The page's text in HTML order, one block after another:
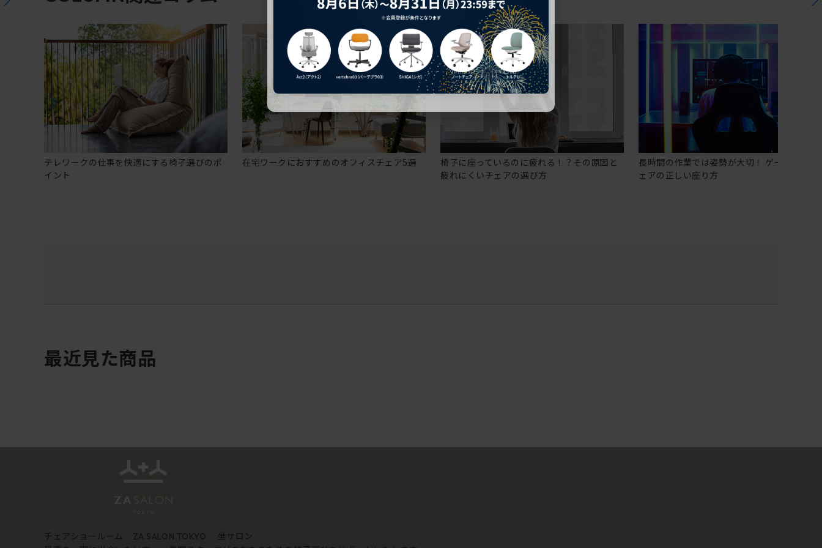
テレワークの仕事を快適にする椅子選びのポ
イント
在宅ワークにおすすめのオフィスチェア5選
椅子に座っているのに疲れる！？その原因と
疲れにくいチェアの選び方
長時間の作業では姿勢が大切！ ゲーミングチ
ェアの正しい座り方
最近見た商品
チェアショールーム ZA SALON TOKYO
坐サロン